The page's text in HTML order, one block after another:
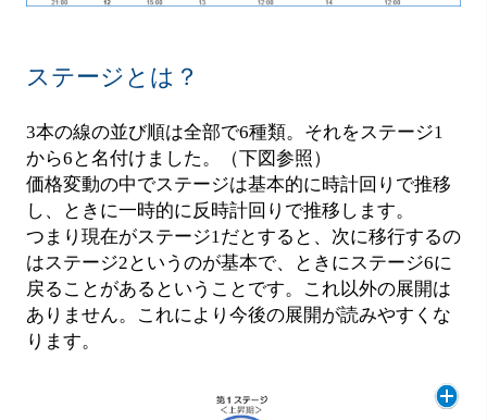
ステージとは？
3本の線の並び順は全部で6種類。それをステージ1
から6と名付けました。（下図参照）
価格変動の中でステージは基本的に時計回りで推移
し、ときに一時的に反時計回りで推移します。
つまり現在がステージ1だとすると、次に移行するの
はステージ2というのが基本で、ときにステージ6に
戻ることがあるということです。これ以外の展開は
ありません。これにより今後の展開が読みやすくな
ります。